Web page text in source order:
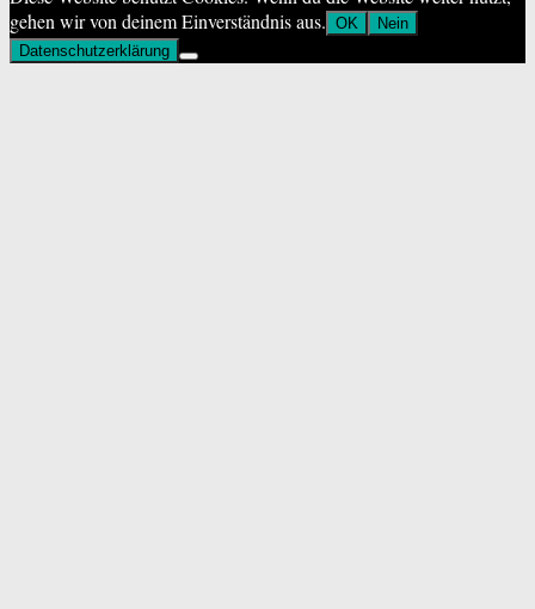
gehen wir von deinem Einverständnis aus. OK
Nein
Datenschutzerklärung